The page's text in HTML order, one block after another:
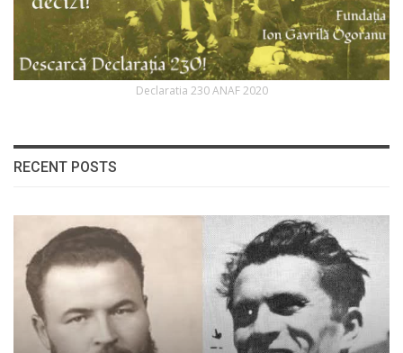
Declaratia 230 ANAF 2020
RECENT POSTS